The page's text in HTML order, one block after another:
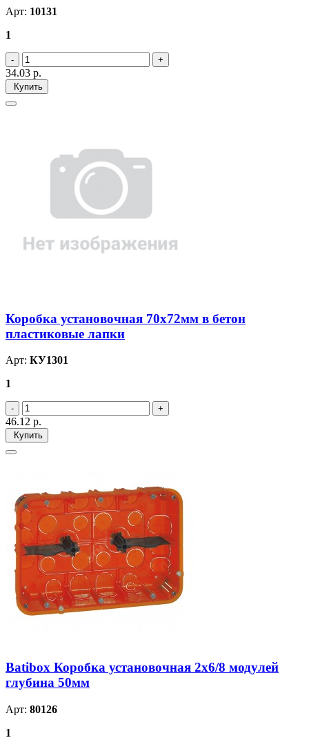
Арт: 10131
1
34.03 р.
Купить
Коробка установочная 70х72мм в бетон
пластиковые лапки
Арт: КУ1301
1
46.12 р.
Купить
Batibox Коробка установочная 2х6/8 модулей
глубина 50мм
Арт: 80126
1